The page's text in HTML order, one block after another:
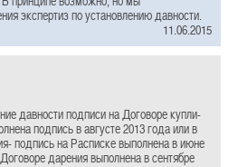
экспертиз по установлению давности.
11.06.2015
давности подписи на Договоре купли-
подпись в августе 2013 года или в
подпись на Расписке выполнена в июне
дарения выполнена в сентябре